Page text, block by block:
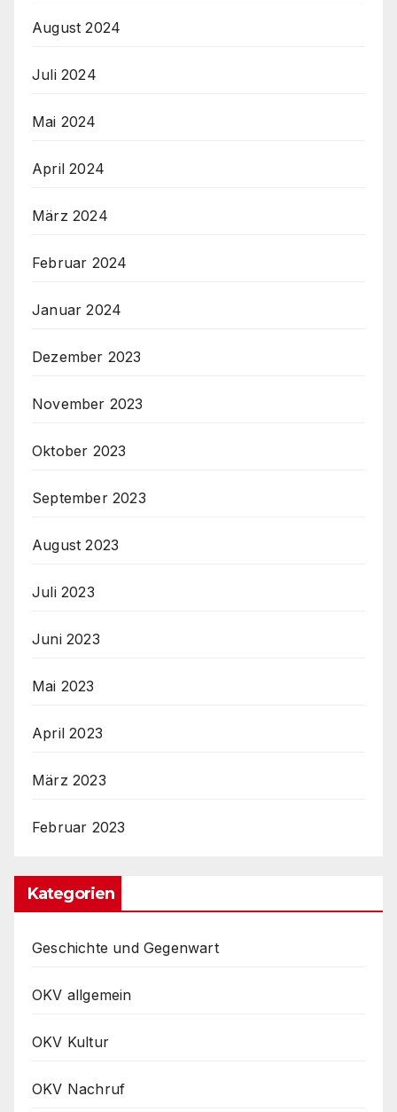
August 2024
Juli 2024
Mai 2024
April 2024
März 2024
Februar 2024
Januar 2024
Dezember 2023
November 2023
Oktober 2023
September 2023
August 2023
Juli 2023
Juni 2023
Mai 2023
April 2023
März 2023
Februar 2023
Kategorien
Geschichte und Gegenwart
OKV allgemein
OKV Kultur
OKV Nachruf